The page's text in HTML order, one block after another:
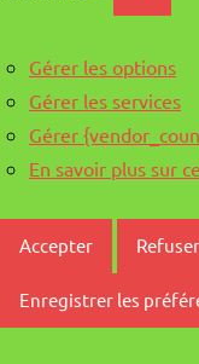
Gérer les options
Gérer les services
Gérer
En savoir plus sur
Accepter Refuser
Enregistrer les